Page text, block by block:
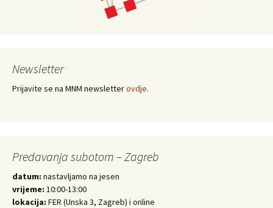
Newsletter
Prijavite se na MNM newsletterovdje.
Predavanja subotom – Zagreb
datum: nastavljamo na jesen
vrijeme: 10:00-13:00
lokacija: FER (Unska 3, Zagreb) i online